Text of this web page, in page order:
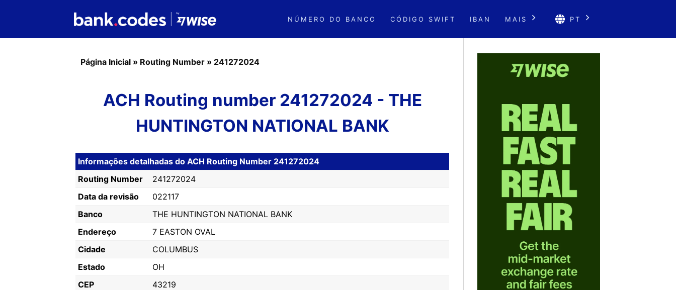
NÚMERO DO BANCO CÓDIGO SWIFT IBAN MAIS PT
Página Inicial » Routing Number » 241272024
ACH Routing number 241272024 - THE
HUNTINGTON NATIONAL BANK
Informações detalhadas do ACH Routing Number 241272024
Routing Number
241272024
Data da revisão
022117
Banco
THE HUNTINGTON NATIONAL BANK
Endereço
7 EASTON OVAL
Cidade
COLUMBUS
Estado
OH
CEP
43219